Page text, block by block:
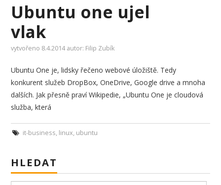
X-DEVÍTKA NA
FACEBOOKU
JAK VYZRÁT NA HESLA
!! STÁLÉ
BEZPEČNOSTNÍ
Ubuntu one ujel
vlak
vytvořeno 8.4.2014autor: Filip Zubík
Ubuntu One je, lidsky řečeno webové úložiště. Tedy
konkurent služeb DropBox, OneDrive, Google drive a mnoha
dalších. Jak přesně praví Wikipedie, „Ubuntu One je cloudová
služba, která
it-business, linux, ubuntu
HLEDAT